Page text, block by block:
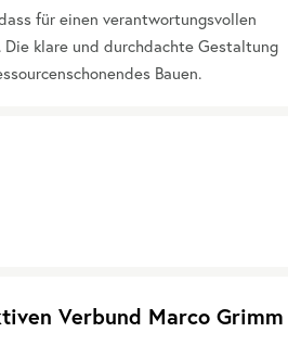
für einen verantwortungsvollen
klare und durchdachte Gestaltung
Bauen.
Verbund Marco Grimm